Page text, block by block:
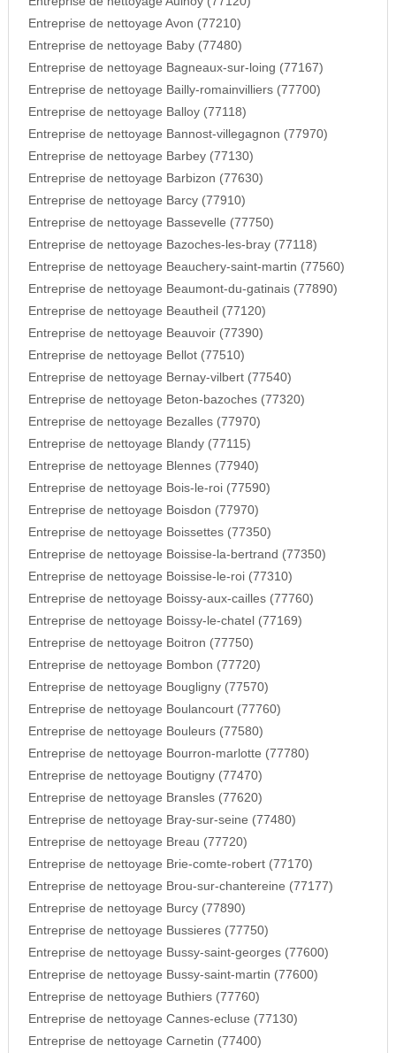
Entreprise de nettoyage Avon (77210)
Entreprise de nettoyage Baby (77480)
Entreprise de nettoyage Bagneaux-sur-loing (77167)
Entreprise de nettoyage Bailly-romainvilliers (77700)
Entreprise de nettoyage Balloy (77118)
Entreprise de nettoyage Bannost-villegagnon (77970)
Entreprise de nettoyage Barbey (77130)
Entreprise de nettoyage Barbizon (77630)
Entreprise de nettoyage Barcy (77910)
Entreprise de nettoyage Bassevelle (77750)
Entreprise de nettoyage Bazoches-les-bray (77118)
Entreprise de nettoyage Beauchery-saint-martin (77560)
Entreprise de nettoyage Beaumont-du-gatinais (77890)
Entreprise de nettoyage Beautheil (77120)
Entreprise de nettoyage Beauvoir (77390)
Entreprise de nettoyage Bellot (77510)
Entreprise de nettoyage Bernay-vilbert (77540)
Entreprise de nettoyage Beton-bazoches (77320)
Entreprise de nettoyage Bezalles (77970)
Entreprise de nettoyage Blandy (77115)
Entreprise de nettoyage Blennes (77940)
Entreprise de nettoyage Bois-le-roi (77590)
Entreprise de nettoyage Boisdon (77970)
Entreprise de nettoyage Boissettes (77350)
Entreprise de nettoyage Boissise-la-bertrand (77350)
Entreprise de nettoyage Boissise-le-roi (77310)
Entreprise de nettoyage Boissy-aux-cailles (77760)
Entreprise de nettoyage Boissy-le-chatel (77169)
Entreprise de nettoyage Boitron (77750)
Entreprise de nettoyage Bombon (77720)
Entreprise de nettoyage Bougligny (77570)
Entreprise de nettoyage Boulancourt (77760)
Entreprise de nettoyage Bouleurs (77580)
Entreprise de nettoyage Bourron-marlotte (77780)
Entreprise de nettoyage Boutigny (77470)
Entreprise de nettoyage Bransles (77620)
Entreprise de nettoyage Bray-sur-seine (77480)
Entreprise de nettoyage Breau (77720)
Entreprise de nettoyage Brie-comte-robert (77170)
Entreprise de nettoyage Brou-sur-chantereine (77177)
Entreprise de nettoyage Burcy (77890)
Entreprise de nettoyage Bussieres (77750)
Entreprise de nettoyage Bussy-saint-georges (77600)
Entreprise de nettoyage Bussy-saint-martin (77600)
Entreprise de nettoyage Buthiers (77760)
Entreprise de nettoyage Cannes-ecluse (77130)
Entreprise de nettoyage Carnetin (77400)